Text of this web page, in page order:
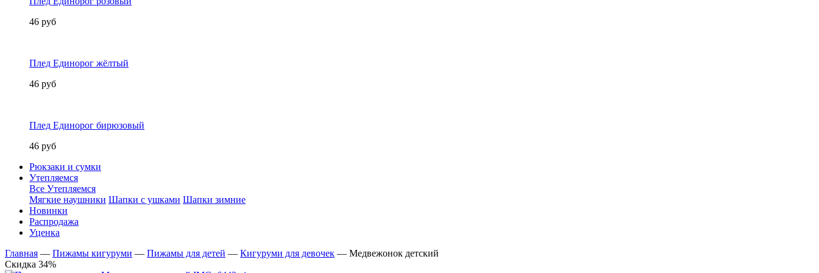
46 руб
Плед Единорог жёлтый
46 руб
Плед Единорог бирюзовый
46 руб
Рюкзаки и сумки
Утепляемся
Все Утепляемся
Мягкие наушники Шапки с ушками Шапки зимние
Новинки
Распродажа
Уценка
Главная — Пижамы кигуруми — Пижамы для детей — Кигуруми для девочек — Медвежонок детский
Скидка 34%